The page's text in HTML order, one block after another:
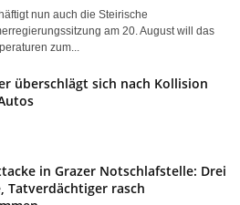
nun auch die Steirische
am 20. August will das
zum...
überschlägt sich nach Kollision
in Grazer Notschlafstelle: Drei
Tatverdächtiger rasch